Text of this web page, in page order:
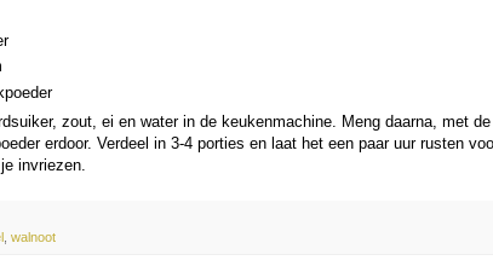
zout, ei en water in de keukenmachine. Meng daarna, met
erdoor. Verdeel in 3-4 porties en laat het een paar uur rusten
invriezen.
walnoot